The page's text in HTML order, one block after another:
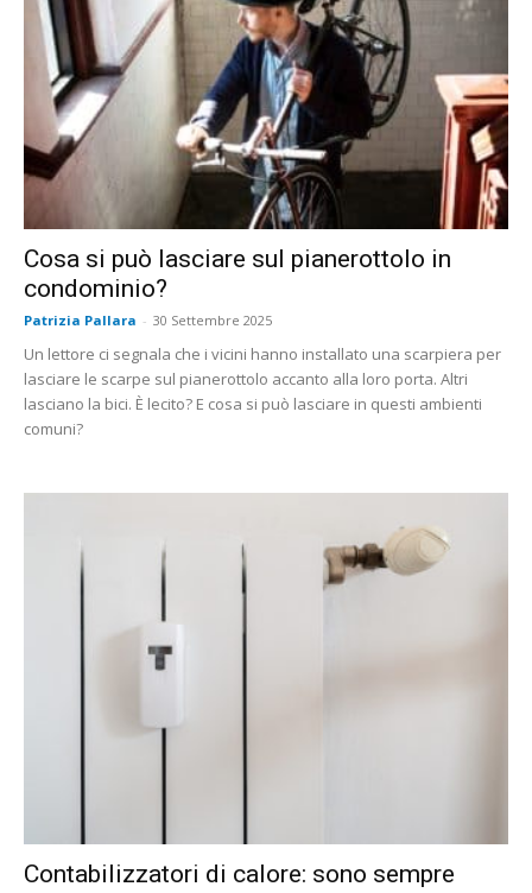
Cosa si può lasciare sul pianerottolo in
condominio?
Patrizia Pallara - 30 Settembre 2025
Un lettore ci segnala che i vicini hanno installato una scarpiera per
lasciare le scarpe sul pianerottolo accanto alla loro porta. Altri
lasciano la bici. È lecito? E cosa si può lasciare in questi ambienti
comuni?
Contabilizzatori di calore: sono sempre